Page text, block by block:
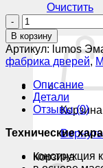
Корзина
Очистить
Количество
товара
Lumos
1
В корзину
Артикул: lumos
фабрика дверей,
Описание
Детали
Отзывы (0)
Технические
конструкция